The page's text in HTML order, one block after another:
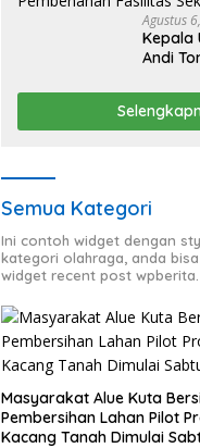
Agustus
Kepala
Andi
Sekolah
Semua Kategori
Ini contoh widget dengan
kategori olahraga, anda
widget recent post wpberita.
Masyarakat Alue Kuta
Pembersihan Lahan Pilot
Kacang Tanah Dimulai